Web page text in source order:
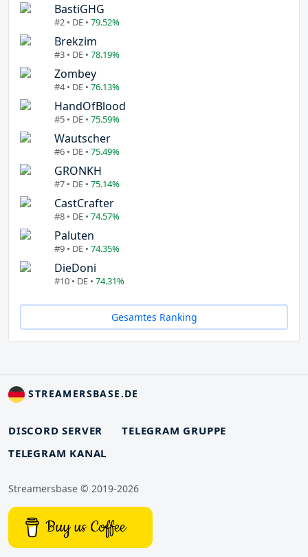
BastiGHG
#2 • DE • 79.52%
Brekzim
#3 • DE • 78.19%
Zombey
#4 • DE • 76.13%
HandOfBlood
#5 • DE • 75.59%
Wautscher
#6 • DE • 75.49%
GRONKH
#7 • DE • 75.14%
CastCrafter
#8 • DE • 74.57%
Paluten
#9 • DE • 74.35%
DieDoni
#10 • DE • 74.31%
Gesamtes Ranking
STREAMERSBASE.DE
DISCORD SERVER
TELEGRAM GRUPPE
TELEGRAM KANAL
Streamersbase © 2019-2026
Buy us Coffee